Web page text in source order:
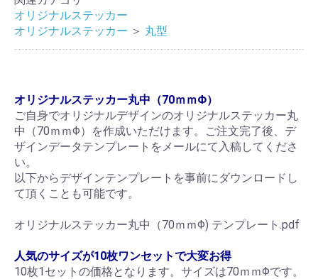
オリジナルステッカー
オリジナルステッカー ＞ 丸型
オリジナルステッカー丸中（70ｍｍΦ）
ご自身でオリジナルデザインのオリジナルステッカー丸
中（70ｍｍΦ）を作成いただけます。ご注文完了後、デ
ザインデータテンプレートをメールにて入稿してくださ
い。
以下からデザインテンプレートを事前にダウンロードし
て頂くことも可能です。
オリジナルステッカー丸中（70ｍｍΦ) テンプレート.pdf
人気のサイズが10枚ワンセットで大変お得
10枚1セットの価格となります。サイズは70ｍｍΦです。